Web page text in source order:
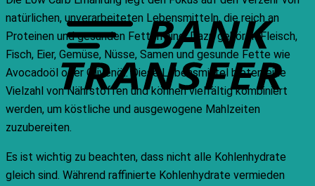
natürlichen, unverarbeiteten Lebensmitteln, die reich an
Proteinen und gesunden Fetten sind. Dazu gehören Fleisch,
Fisch, Eier, Gemüse, Nüsse, Samen und gesunde Fette wie
Avocadoöl oder Olivenöl. Diese Lebensmittel bieten eine
Vielzahl von Nährstoffen und können vielfältig kombiniert
werden, um köstliche und ausgewogene Mahlzeiten
zuzubereiten.
Es ist wichtig zu beachten, dass nicht alle Kohlenhydrate
gleich sind. Während raffinierte Kohlenhydrate vermieden